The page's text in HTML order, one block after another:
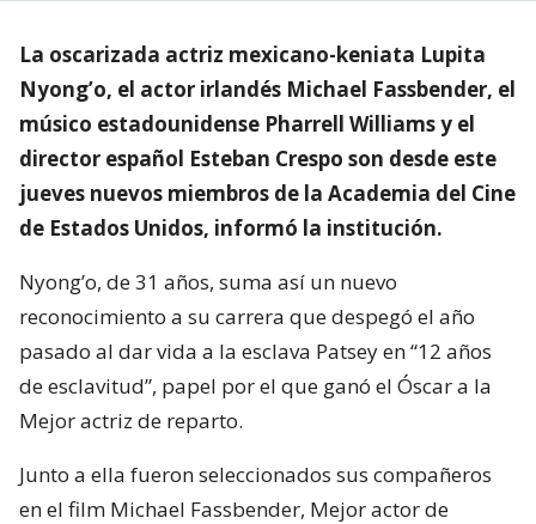
La oscarizada actriz mexicano-keniata Lupita
Nyong’o, el actor irlandés Michael Fassbender, el
músico estadounidense Pharrell Williams y el
director español Esteban Crespo son desde este
jueves nuevos miembros de la Academia del Cine
de Estados Unidos, informó la institución.
Nyong’o, de 31 años, suma así un nuevo
reconocimiento a su carrera que despegó el año
pasado al dar vida a la esclava Patsey en “12 años
de esclavitud”, papel por el que ganó el Óscar a la
Mejor actriz de reparto.
Junto a ella fueron seleccionados sus compañeros
en el film Michael Fassbender, Mejor actor de